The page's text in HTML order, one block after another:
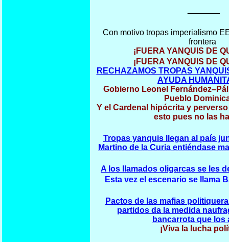
Con motivo tropas imperialismo
frontera
¡FUERA YANQUIS DE
¡FUERA YANQUIS DE
RECHAZAMOS TROPAS
AYUDA
Gobierno Leonel
Pueblo
Y el Cardenal hipócrita y
esto pues no las
Tropas yanquis llegan al país
Martino de la Curia entiéndase
A los llamados oligarcas se les
Esta vez el escenario se llama
Pactos de las mafias
partidos da la medida
bancarrota que los
¡Viva la lucha